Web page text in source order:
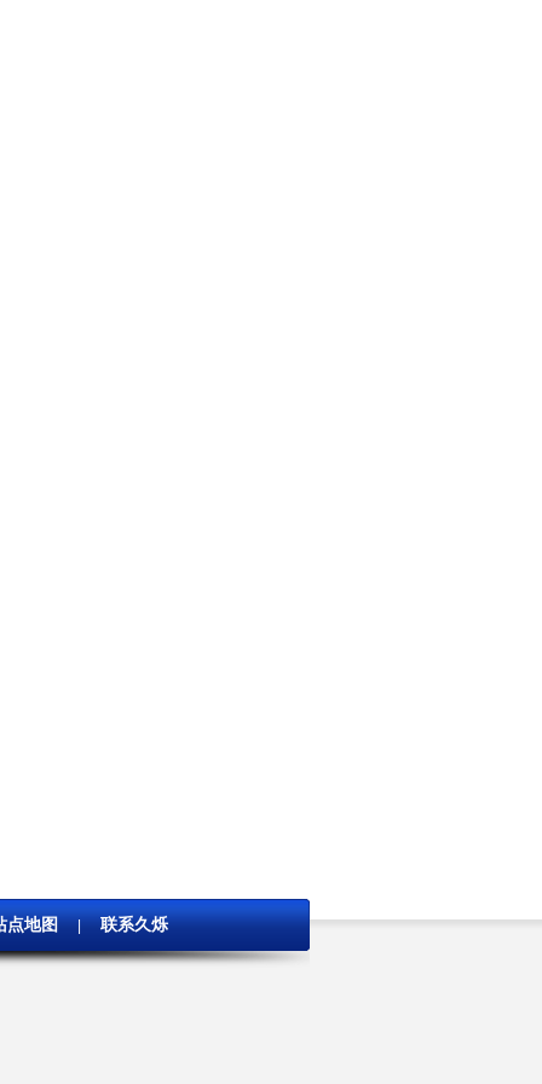
点地图 | 联系久烁